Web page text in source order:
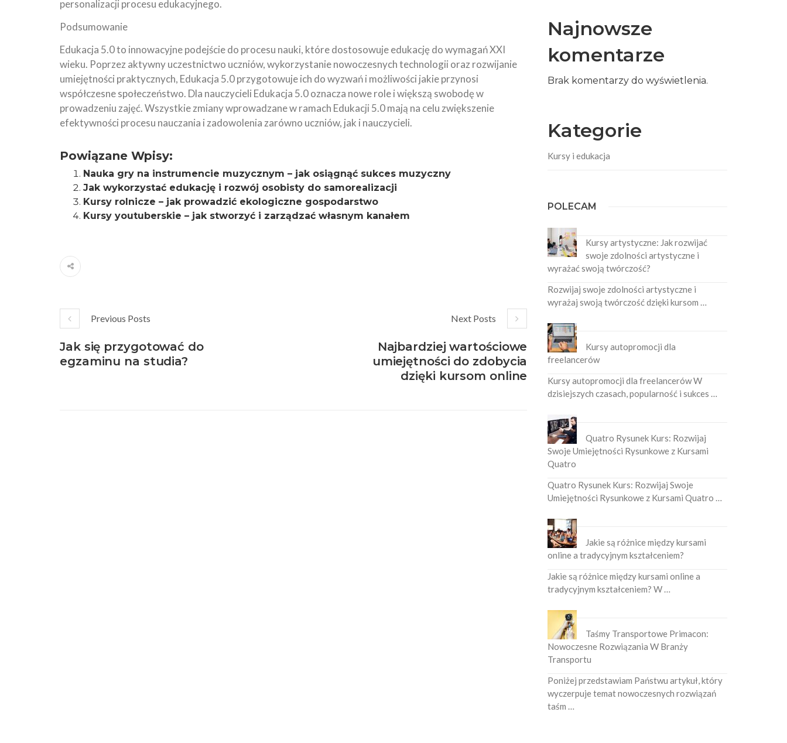
personalizacji procesu edukacyjnego.
Podsumowanie
Edukacja 5.0 to innowacyjne podejście do procesu nauki, które dostosowuje edukację do wymagań XXI
wieku. Poprzez aktywny uczestnictwo uczniów, wykorzystanie nowoczesnych technologii oraz rozwijanie
umiejętności praktycznych, Edukacja 5.0 przygotowuje ich do wyzwań i możliwości jakie przynosi
współczesne społeczeństwo. Dla nauczycieli Edukacja 5.0 oznacza nowe role i większą swobodę w
prowadzeniu zajęć. Wszystkie zmiany wprowadzane w ramach Edukacji 5.0 mają na celu zwiększenie
efektywności procesu nauczania i zadowolenia zarówno uczniów, jak i nauczycieli.
Powiązane Wpisy:
Nauka gry na instrumencie muzycznym – jak osiągnąć sukces muzyczny
Jak wykorzystać edukację i rozwój osobisty do samorealizacji
Kursy rolnicze – jak prowadzić ekologiczne gospodarstwo
Kursy youtuberskie – jak stworzyć i zarządzać własnym kanałem
Previous Posts
Jak się przygotować do
egzaminu na studia?
Next Posts
Najbardziej wartościowe
umiejętności do zdobycia
dzięki kursom online
Najnowsze
komentarze
Brak komentarzy do wyświetlenia.
Kategorie
Kursy i edukacja
POLECAM
Kursy artystyczne: Jak rozwijać
swoje zdolności artystyczne i
wyrażać swoją twórczość?
Rozwijaj swoje zdolności artystyczne i
wyrażaj swoją twórczość dzięki kursom …
Kursy autopromocji dla
freelancerów
Kursy autopromocji dla freelancerów W
dzisiejszych czasach, popularność i sukces …
Quatro Rysunek Kurs: Rozwijaj
Swoje Umiejętności Rysunkowe z Kursami
Quatro
Quatro Rysunek Kurs: Rozwijaj Swoje
Umiejętności Rysunkowe z Kursami Quatro …
Jakie są różnice między kursami
online a tradycyjnym kształceniem?
Jakie są różnice między kursami online a
tradycyjnym kształceniem? W …
Taśmy Transportowe Primacon:
Nowoczesne Rozwiązania W Branży
Transportu
Poniżej przedstawiam Państwu artykuł, który
wyczerpuje temat nowoczesnych rozwiązań
taśm …